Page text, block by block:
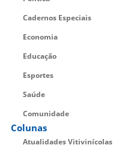
Cadernos Especiais
Economia
Educação
Esportes
Saúde
Comunidade
Colunas
Atualidades Vitivinícolas